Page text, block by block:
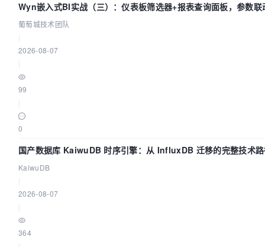
Wyn嵌入式BI实战（三）：仪表板筛选器+报表查询面板，参数联
葡萄城技术团队
2026-08-07
99
0
国产数据库 KaiwuDB 时序引擎：从 InfluxDB 迁移的完整技术
KaiwuDB
2026-08-07
364